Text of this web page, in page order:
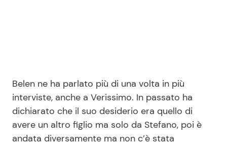
Belen ne ha parlato più di una volta in più
interviste, anche a Verissimo. In passato ha
dichiarato che il suo desiderio era quello di
avere un altro figlio ma solo da Stefano, poi è
andata diversamente ma non c’è stata